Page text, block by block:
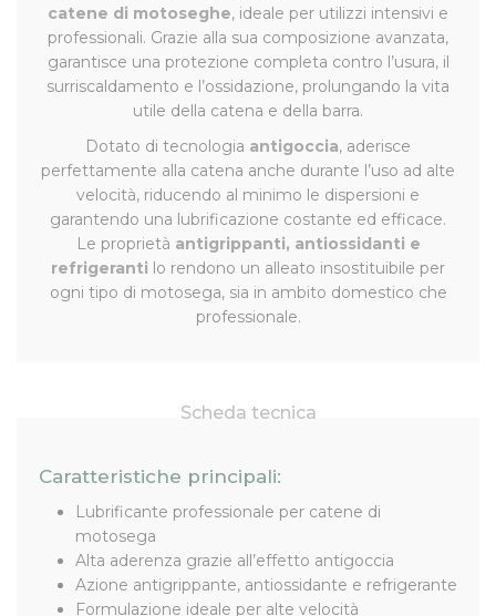
catene di motoseghe, ideale per utilizzi intensivi e
professionali. Grazie alla sua composizione avanzata,
garantisce una protezione completa contro l’usura, il
surriscaldamento e l’ossidazione, prolungando la vita
utile della catena e della barra.
Dotato di tecnologia antigoccia, aderisce
perfettamente alla catena anche durante l’uso ad alte
velocità, riducendo al minimo le dispersioni e
garantendo una lubrificazione costante ed efficace.
Le proprietà antigrippanti, antiossidanti e
refrigeranti lo rendono un alleato insostituibile per
ogni tipo di motosega, sia in ambito domestico che
professionale.
Scheda tecnica
Caratteristiche principali:
Lubrificante professionale per catene di
motosega
Alta aderenza grazie all’effetto antigoccia
Azione antigrippante, antiossidante e refrigerante
Formulazione ideale per alte velocità